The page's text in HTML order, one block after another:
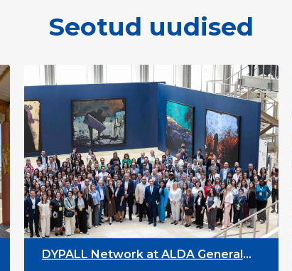
Seotud uudised
DYPALL Network at ALDA General